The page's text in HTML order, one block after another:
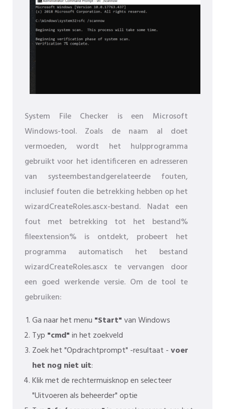
System File Checker is een Microsoft
Windows-tool. Zoals de naam al doet
vermoeden, wordt het hulpprogramma
gebruikt voor het identificeren en adresseren
van systeembestandgerelateerde fouten,
inclusief fouten die betrekking hebben op het
wizardCreateRoles.ascx-bestand. Nadat een
fout met betrekking tot het bestand%
fileextension% is ontdekt, probeert het
programma automatisch het bestand
wizardCreateRoles.ascx te vervangen door
een goed werkende versie. Om de tool te
gebruiken:
Ga naar het menu "Start"van Windows
Typ "cmd"in het zoekveld
Zoek het "Opdrachtprompt" -resultaat -voer
het nog niet uit:
Klik met de rechtermuisknop en selecteer
"Uitvoeren als beheerder" optie